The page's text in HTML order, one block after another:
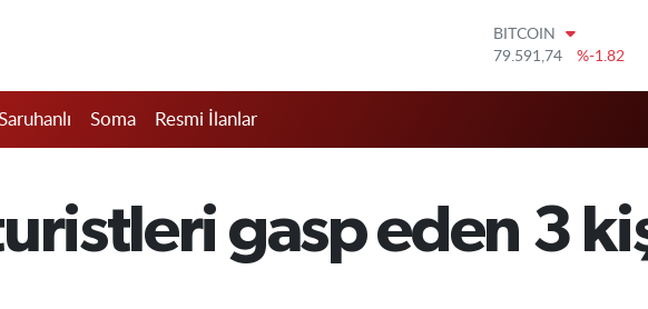
DOLAR
45,43620
%0.02
BİST100
14.598,00
%0
Soma Resmi İlanlar
gasp eden 3